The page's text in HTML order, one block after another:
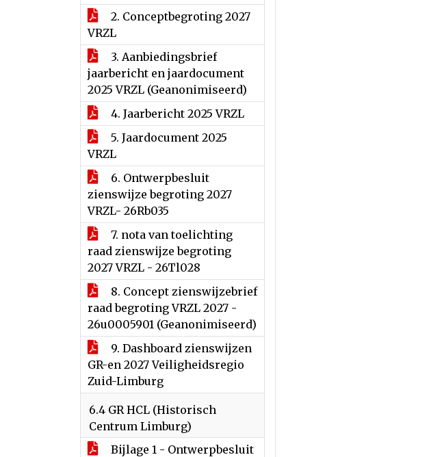
2. Conceptbegroting 2027
VRZL
3. Aanbiedingsbrief
jaarbericht en jaardocument
2025 VRZL (Geanonimiseerd)
4. Jaarbericht 2025 VRZL
5. Jaardocument 2025
VRZL
6. Ontwerpbesluit
zienswijze begroting 2027
VRZL- 26Rb035
7. nota van toelichting
raad zienswijze begroting
2027 VRZL - 26Tl028
8. Concept zienswijzebrief
raad begroting VRZL 2027 -
26u0005901 (Geanonimiseerd)
9. Dashboard zienswijzen
GR-en 2027 Veiligheidsregio
Zuid-Limburg
6.4 GR HCL (Historisch
Centrum Limburg)
Bijlage 1 - Ontwerpbesluit